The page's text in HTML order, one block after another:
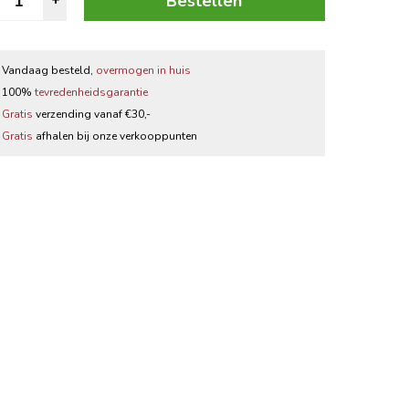
Zwarte thee
Vandaag besteld, overmogen in huis
100%tevredenheidsgarantie
Gratis verzending vanaf €30,-
Gratis afhalen bij onze verkooppunten